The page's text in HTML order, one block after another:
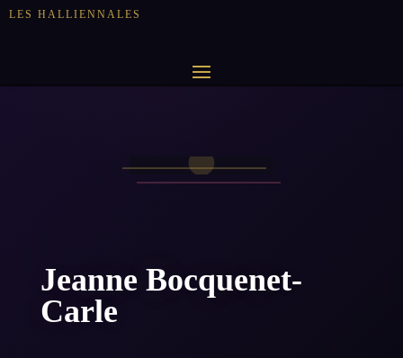
LES HALLIENNALES
Jeanne Bocquenet-
Carle